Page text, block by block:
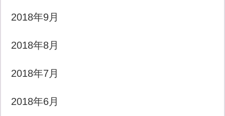
2018年9月
2018年8月
2018年7月
2018年6月